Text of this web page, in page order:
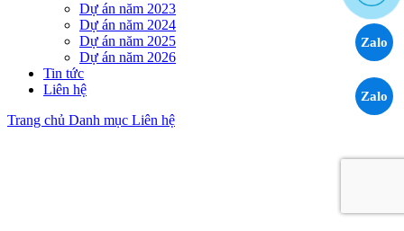
Dự án năm 2023
Dự án năm 2024
Dự án năm 2025
Dự án năm 2026
Tin tức
Liên hệ
Trang chủ Danh mục Liên hệ
Zalo
Zalo